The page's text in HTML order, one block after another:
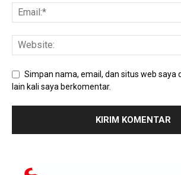
Simpan nama, email, dan situs web saya
lain kali saya berkomentar.